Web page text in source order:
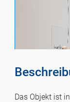
Das Objekt ist